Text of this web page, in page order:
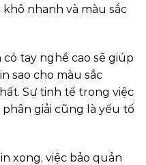
nhanh và màu sắc
tay nghề cao sẽ giúp
sao cho màu sắc
Sự tinh tế trong việc
giải cũng là yếu tố
xong, việc bảo quản